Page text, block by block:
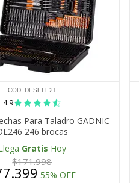
COD. DESELE21
4.9
Para Taladro GADNIC
246 brocas
Gratis Hoy
$171.998
55% OFF